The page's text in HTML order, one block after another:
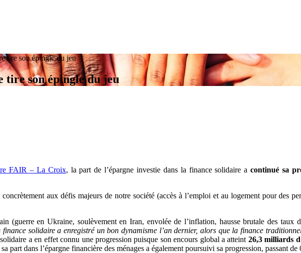
tire son épingle du jeu
tire son épingle du jeu
FAIR – La Croix, la part de l’épargne investie dans la finance solidaire acontinué sa
aux défis majeurs de notre société (accès à l’emploi et au logement pour des
(guerre en Ukraine, soulèvement en Iran, envolée de l’inflation, hausse brutale des taux
finance solidaire a enregistré un bon dynamisme l’an dernier, alors que la finance
a en effet connu une progression puisque son encours global a atteint 26,3 milliards
sa part dans l’épargne financière des ménages a également poursuivi sa progression, passant